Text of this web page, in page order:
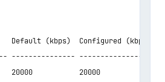
Default (kbps)  Configured (kbps)
--------------- ------------------
20000           20000